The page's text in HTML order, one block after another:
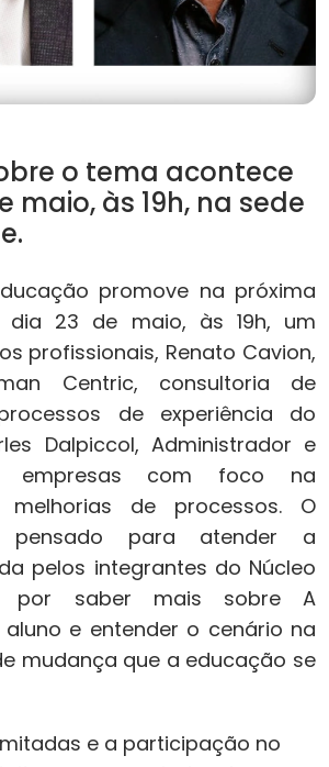
o tema acontece
maio, às 19h, na sede
promove na próxima
dia 23 de maio, às 19h, um
profissionais, Renato Cavion,
Centric, consultoria de
de experiência do
Dalpiccol, Administrador e
empresas com foco na
de processos. O
pensado para atender a
pelos integrantes do Núcleo
por saber mais sobre A
aluno e entender o cenário na
mudança que a educação se
e a participação no